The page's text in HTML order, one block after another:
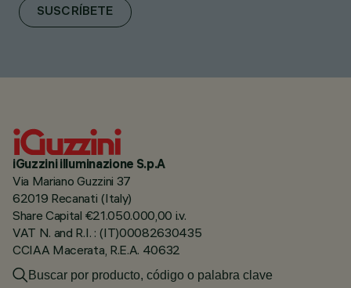
SUSCRÍBETE
iGuzzini illuminazione S.p.A
Via Mariano Guzzini 37
62019 Recanati (Italy)
Share Capital €21.050.000,00 i.v.
VAT N. and R.I. : (IT)00082630435
CCIAA Macerata, R.E.A. 40632